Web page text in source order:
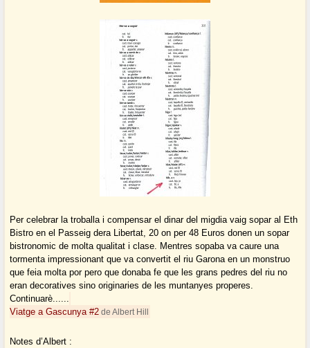
Per celebrar la troballa i compensar el dinar del migdia vaig sopar al Eth
Bistro en el Passeig dera Libertat, 20 on per 48 Euros donen un sopar
bistronomic de molta qualitat i clase. Mentres sopaba va caure una
tormenta impressionant que va convertit el riu Garona en un monstruo
que feia molta por pero que donaba fe que les grans pedres del riu no
eran decoratives sino originaries de les muntanyes properes.
Continuarè......
Viatge a Gascunya #2 de Albert Hill
Notes d’Albert :